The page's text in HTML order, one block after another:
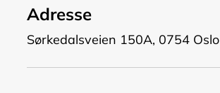
Adresse
Sørkedalsveien 150A, 0754 Oslo